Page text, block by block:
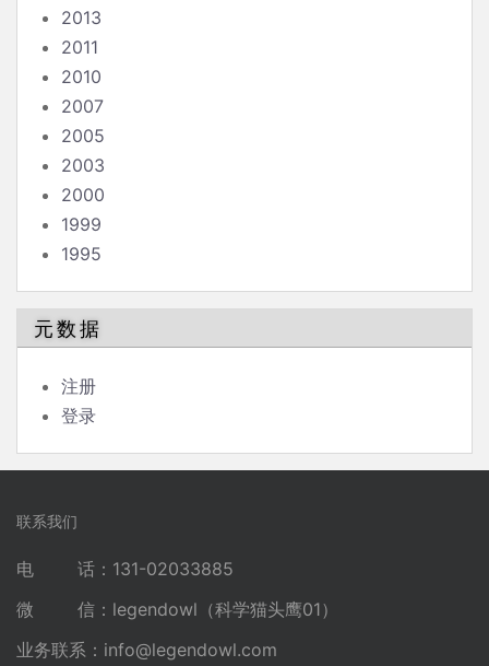
2013
2011
2010
2007
2005
2003
2000
1999
1995
元数据
注册
登录
联系我们
电 话：131-02033885
微 信：legendowl（科学猫头鹰01）
业务联系： info@legendowl.com